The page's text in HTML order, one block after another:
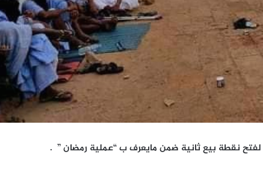
نقطة بيع ثانية ضمن مايعرف ب “عملية رمضان ” .